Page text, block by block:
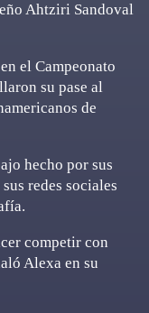
Ahtziri Sandoval
el Campeonato
su pase al
de
hecho por sus
redes sociales
competir con
Alexa en su